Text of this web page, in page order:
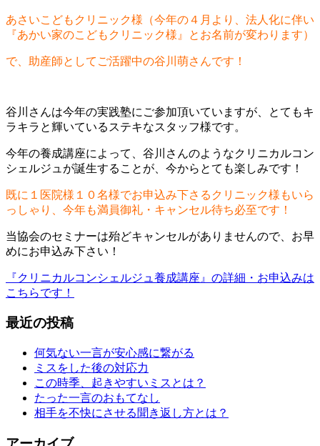
あさいこどもクリニック様（今年の４月より、法人化に伴い
『あかい家のこどもクリニック様』とお名前が変わります）
で、助産師としてご活躍中の谷川萌さんです！
谷川さんは今年の実践塾にご参加頂いていますが、とてもキ
ラキラと輝いているステキなスタッフ様です。
今年の養成講座によって、谷川さんのようなクリニカルコン
シェルジュが誕生することが、今からとても楽しみです！
既に１医院様１０名様でお申込み下さるクリニック様もいら
っしゃり、今年も満員御礼・キャンセル待ち必至です！
当協会のセミナーは殆どキャンセルがありませんので、お早
めにお申込み下さい！
『クリニカルコンシェルジュ養成講座』の詳細・お申込みは
こちらです！
最近の投稿
何気ない一言が安心感に繋がる
ミスをした後の対応力
この時季、起きやすいミスとは？
たった一言のおもてなし
相手を不快にさせる聞き返し方とは？